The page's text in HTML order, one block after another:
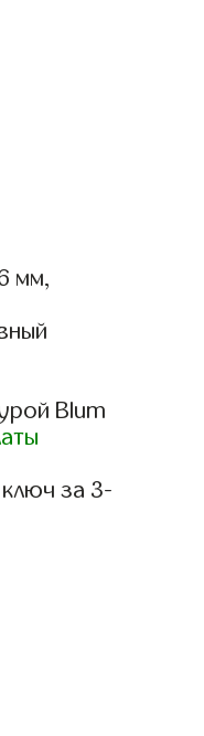
мм,
Blum
за 3-